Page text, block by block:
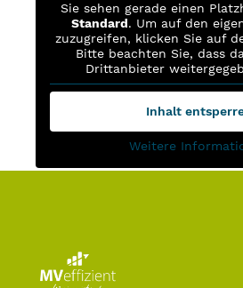
Sie sehen gerade einen
Standard. Um auf den
zuzugreifen, klicken Sie auf
Bitte beachten Sie, dass
Drittanbieter
Inhalt
Weitere